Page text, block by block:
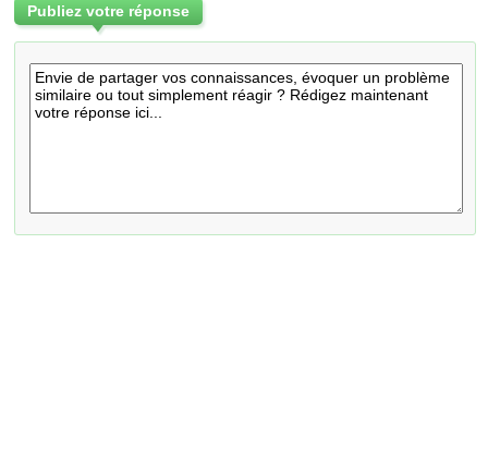
Publiez votre réponse